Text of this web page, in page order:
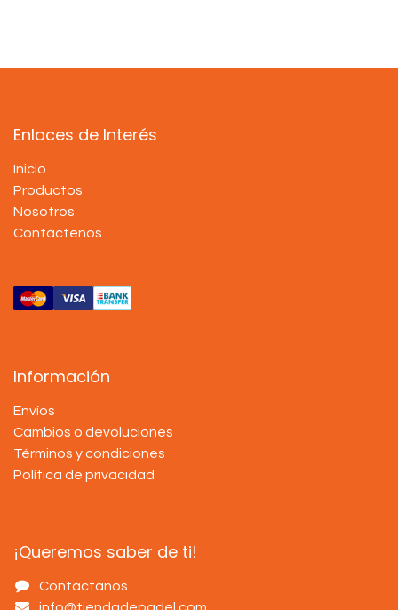
Enlaces de Interés
Inicio
Productos
Nosotros
Contáctenos
Información
Envíos
Cambios o devoluciones
Términos y condiciones
Política de privacidad
¡Queremos saber de ti!
Contáctanos
info@tiendadepadel.com